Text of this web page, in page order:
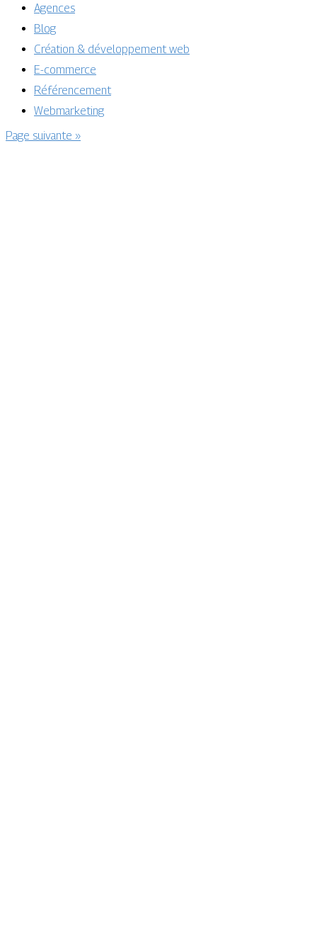
Agences
Blog
Création & développement web
E-commerce
Référencement
Webmarketing
Page suivante »